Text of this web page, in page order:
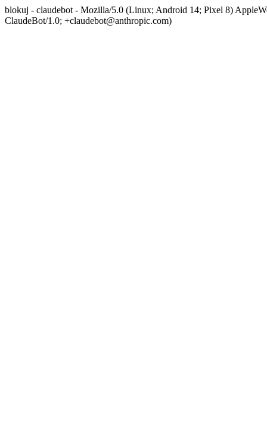
blokuj - claudebot - Mozilla/5.0 (Linux; Android 14; Pixel 8)
ClaudeBot/1.0; +claudebot@anthropic.com)